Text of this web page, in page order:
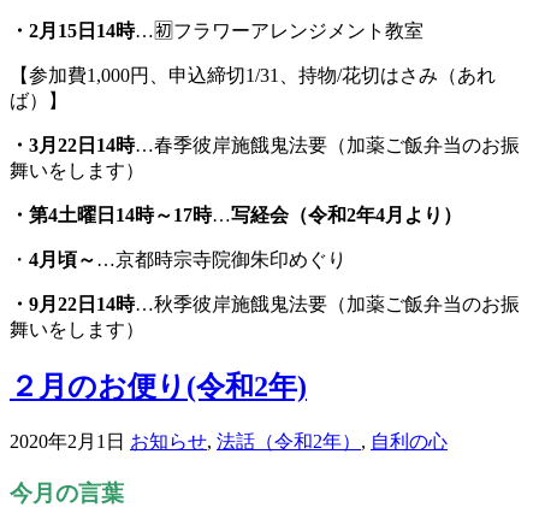
・2月15日14時…🈠フラワーアレンジメント教室
【参加費1,000円、申込締切1/31、持物/花切はさみ（あれ
ば）】
・3月22日14時…春季彼岸施餓鬼法要（加薬ご飯弁当のお振
舞いをします）
・第4土曜日14時～17時…写経会（令和2年4月より）
・ 4月頃～…京都時宗寺院御朱印めぐり
・ 9月22日14時…秋季彼岸施餓鬼法要（加薬ご飯弁当のお振
舞いをします）
２月のお便り(令和2年)
2020年2月1日 お知らせ, 法話（令和2年） , 自利の心
今月の言葉